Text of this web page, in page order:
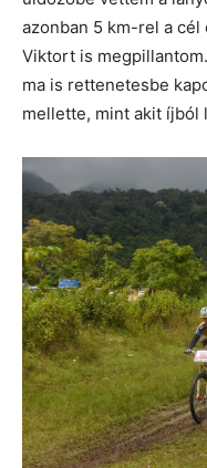
azonban 5 km-rel a
Viktort is
ma is rettenetesbe
mellette, mint akit íjból